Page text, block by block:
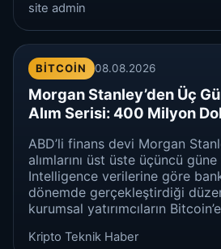
site admin
BITCOIN 08.08.2026
Morgan Stanley’den Üç
Alım Serisi: 400 Milyon
ABD’li finans devi Morgan
alımlarını üst üste üçüncü güne
Intelligence verilerine göre
dönemde gerçekleştirdiği
kurumsal yatırımcıların
Kripto Teknik Haber